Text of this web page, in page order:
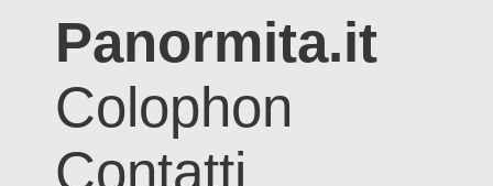
Panormita.it
Colophon
Contatti